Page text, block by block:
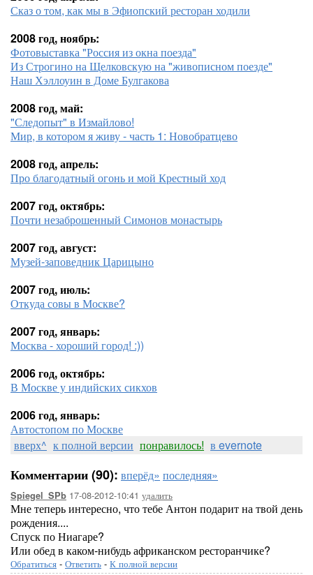
Сказ о том, как мы в Эфиопский ресторан ходили
2008 год, ноябрь:
Фотовыставка "Россия из окна поезда"
Из Строгино на Щелковскую на "живописном поезде"
Наш Хэллоуин в Доме Булгакова
2008 год, май:
"Следопыт" в Измайлово!
Мир, в котором я живу - часть 1: Новобратцево
2008 год, апрель:
Про благодатный огонь и мой Крестный ход
2007 год, октябрь:
Почти незаброшенный Симонов монастырь
2007 год, август:
Музей-заповедник Царицыно
2007 год, июль:
Откуда совы в Москве?
2007 год, январь:
Москва - хороший город! :))
2006 год, октябрь:
В Москве у индийских сикхов
2006 год, январь:
Автостопом по Москве
вверх^ к полной версии понравилось! в evernote
Комментарии (90): вперёд» последняя»
Spiegel_SPb 17-08-2012-10:41 удалить
Мне теперь интересно, что тебе Антон подарит на твой день
рождения....
Спуск по Ниагаре?
Или обед в каком-нибудь африканском ресторанчике?
Обратиться - Ответить - К полной версии